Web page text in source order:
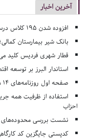
آخرین اخبار
افزوده شدن ۱۹۵ کلاس درس جدید به مدارس البرز
بانک شیر بیمارستان
قطار شهری فردیس کلید
استاندار البرز بر توسعه
صفحه اول روزنامه‌های 14 مرداد 1405
استفاده از ظرفیت همه
احزاب
نشست بررسی محدوده‌های
کدپستی جایگزین کد